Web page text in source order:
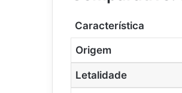
Característica
Origem
Letalidade